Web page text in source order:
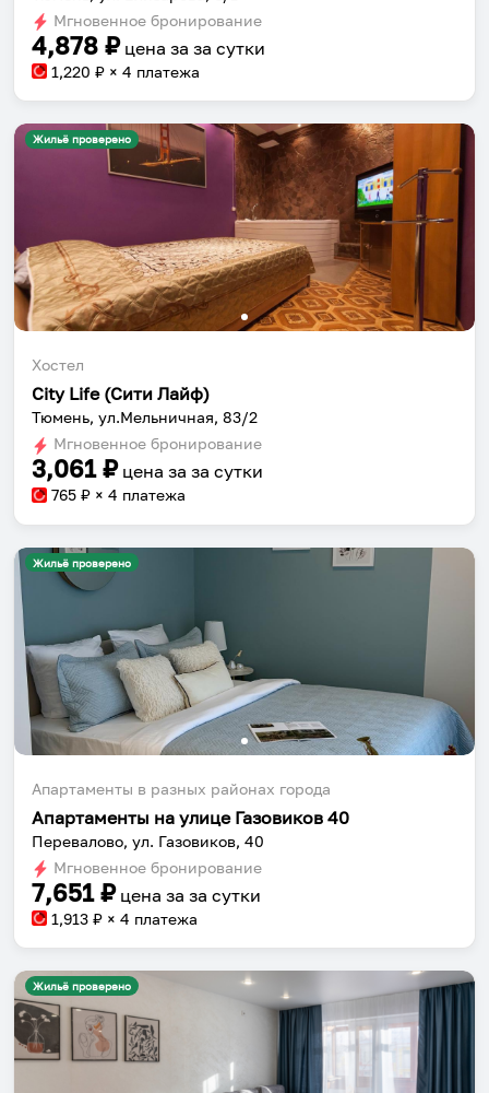
Мгновенное бронирование
4,878 ₽ цена за за сутки
1,220 ₽ × 4 платежа
Жильё проверено
Хостел
City Life (Сити Лайф)
Тюмень, ул.Мельничная, 83/2
Мгновенное бронирование
3,061₽ цена за за сутки
765 ₽ × 4 платежа
Жильё проверено
Апартаменты в разных районах города
Апартаменты на улице Газовиков 40
Перевалово, ул. Газовиков, 40
Мгновенное бронирование
7,651₽ цена за за сутки
1,913 ₽ × 4 платежа
Жильё проверено